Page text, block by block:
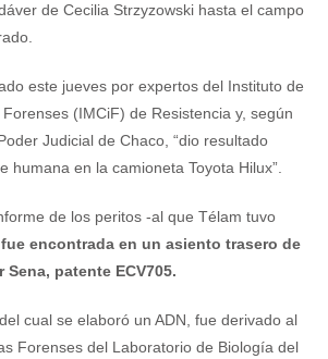
de Cecilia Strzyzowski hasta el campo
este jueves por expertos del Instituto de
(IMCiF) de Resistencia y, según
Judicial de Chaco, “dio resultado
humana en la camioneta Toyota Hilux”.
de los peritos -al que Télam tuvo
encontrada en un asiento trasero de
patente ECV705.
cual se elaboró un ADN, fue derivado al
Forenses del Laboratorio de Biología del